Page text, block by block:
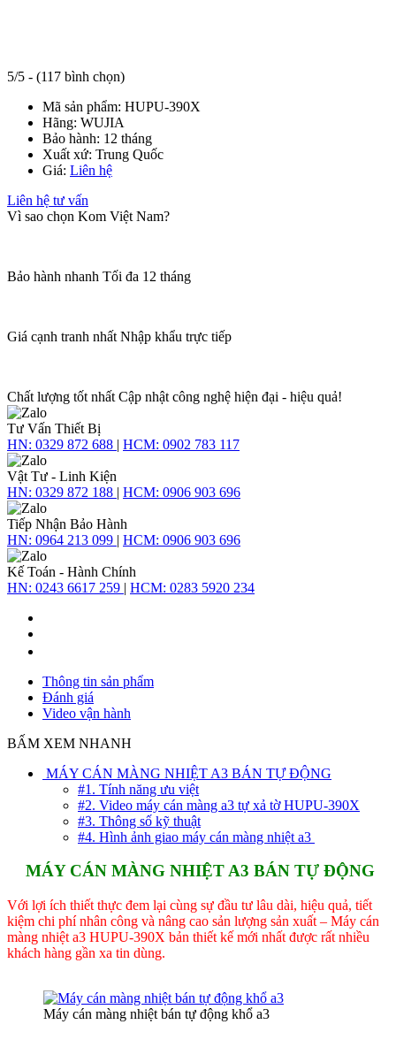
5/5 - (117 bình chọn)
Mã sản phẩm: HUPU-390X
Hãng: WUJIA
Bảo hành: 12 tháng
Xuất xứ: Trung Quốc
Giá: Liên hệ
Liên hệ tư vấn
Vì sao chọn Kom Việt Nam?
Bảo hành nhanh Tối đa 12 tháng
Giá cạnh tranh nhất Nhập khẩu trực tiếp
Chất lượng tốt nhất Cập nhật công nghệ hiện đại - hiệu quả!
Tư Vấn Thiết Bị
HN: 0329 872 688 | HCM: 0902 783 117
Vật Tư - Linh Kiện
HN: 0329 872 188 | HCM: 0906 903 696
Tiếp Nhận Bảo Hành
HN: 0964 213 099 | HCM: 0906 903 696
Kế Toán - Hành Chính
HN: 0243 6617 259 | HCM: 0283 5920 234
Thông tin sản phẩm
Đánh giá
Video vận hành
BẤM XEM NHANH
MÁY CÁN MÀNG NHIỆT A3 BÁN TỰ ĐỘNG
#1. Tính năng ưu việt
#2. Video máy cán màng a3 tự xả tờ HUPU-390X
#3. Thông số kỹ thuật
#4. Hình ảnh giao máy cán màng nhiệt a3
MÁY CÁN MÀNG NHIỆT A3 BÁN TỰ ĐỘNG
Với lợi ích thiết thực đem lại cùng sự đầu tư lâu dài, hiệu quả, tiết
kiệm chi phí nhân công và nâng cao sản lượng sản xuất – Máy cán
màng nhiệt a3 HUPU-390X bản thiết kế mới nhất được rất nhiều
khách hàng gần xa tin dùng.
Máy cán màng nhiệt bán tự động khổ a3